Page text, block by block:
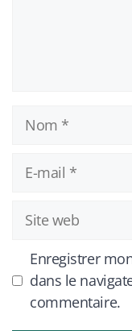
mail
Site
web
Enregistrer
dans le
commentaire.